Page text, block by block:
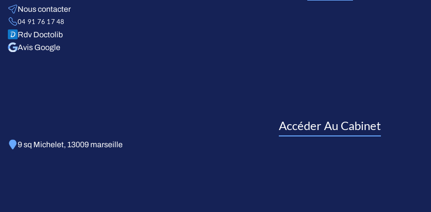
Nous contacter
04 91 76 17 48
Rdv Doctolib
Avis Google
Accéder Au Cabinet
9 sq Michelet, 13009 marseille